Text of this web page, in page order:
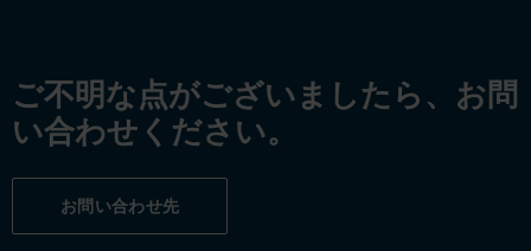
ご不明な点がございましたら、お問
い合わせください。
お問い合わせ先